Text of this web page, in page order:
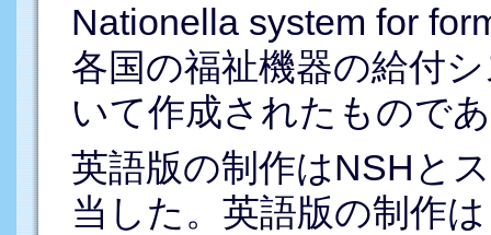
Nationella system for
各国の福祉機器の給付
いて作成されたもので
英語版の制作はNSHと
当した。英語版の制作